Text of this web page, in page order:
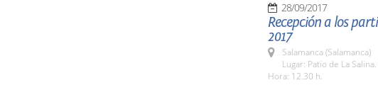
28/09/2017
Recepción a los
2017
Salamanca (Salamanca)
Lugar: Patio de La
Hora: 12.30 h.